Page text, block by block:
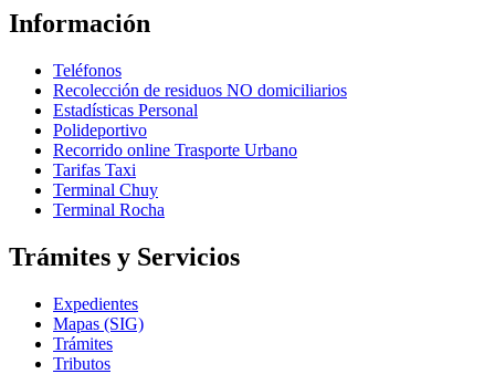
Información
Teléfonos
Recolección de residuos NO domiciliarios
Estadísticas Personal
Polideportivo
Recorrido online Trasporte Urbano
Tarifas Taxi
Terminal Chuy
Terminal Rocha
Trámites y Servicios
Expedientes
Mapas (SIG)
Trámites
Tributos